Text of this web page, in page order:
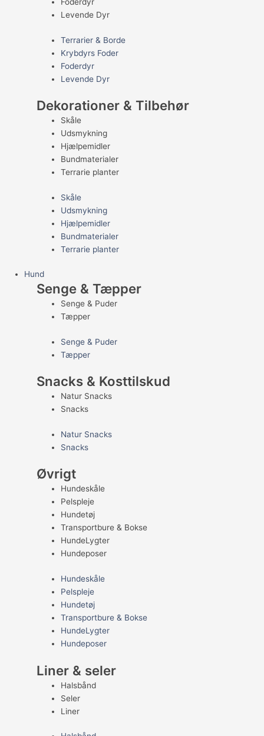
Foderdyr
Levende Dyr
Terrarier & Borde
Krybdyrs Foder
Foderdyr
Levende Dyr
Dekorationer & Tilbehør
Skåle
Udsmykning
Hjælpemidler
Bundmaterialer
Terrarie planter
Skåle
Udsmykning
Hjælpemidler
Bundmaterialer
Terrarie planter
Hund
Senge & Tæpper
Senge & Puder
Tæpper
Senge & Puder
Tæpper
Snacks & Kosttilskud
Natur Snacks
Snacks
Natur Snacks
Snacks
Øvrigt
Hundeskåle
Pelspleje
Hundetøj
Transportbure & Bokse
HundeLygter
Hundeposer
Hundeskåle
Pelspleje
Hundetøj
Transportbure & Bokse
HundeLygter
Hundeposer
Liner & seler
Halsbånd
Seler
Liner